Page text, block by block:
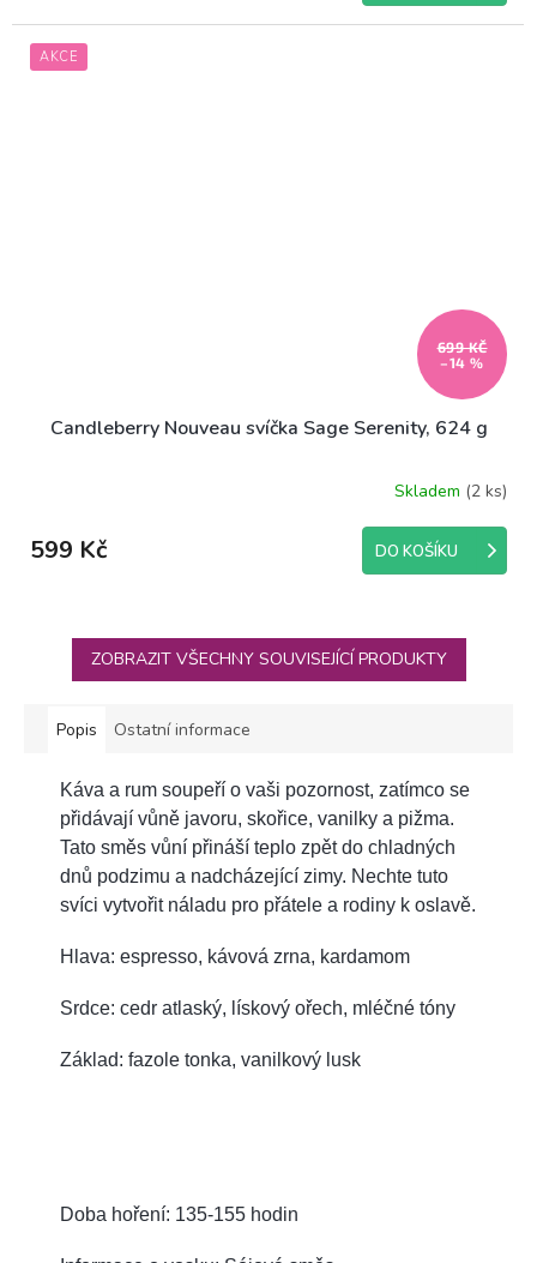
AKCE
699 KČ
–14 %
Candleberry Nouveau svíčka Sage Serenity, 624 g
Skladem (2 ks)
599 Kč DO KOŠÍKU
ZOBRAZIT VŠECHNY SOUVISEJÍCÍ PRODUKTY
Popis Ostatní informace
Káva a rum soupeří o vaši pozornost, zatímco se
přidávají vůně javoru, skořice, vanilky a pižma.
Tato směs vůní přináší teplo zpět do chladných
dnů podzimu a nadcházející zimy. Nechte tuto
svíci vytvořit náladu pro přátele a rodiny k oslavě.
Hlava: espresso, kávová zrna, kardamom
Srdce: cedr atlaský, lískový ořech, mléčné tóny
Základ: fazole tonka, vanilkový lusk
Doba hoření: 135-155 hodin